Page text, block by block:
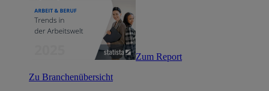
Zum Report
Zu Branchenübersicht